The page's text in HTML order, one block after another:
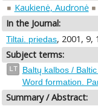
Kaukienė, Audronė
In the Journal:
Tiltai. priedas, 2001, 9,
Subject terms:
LT Baltų kalbos /
Word formation.
Summary / Abstract: